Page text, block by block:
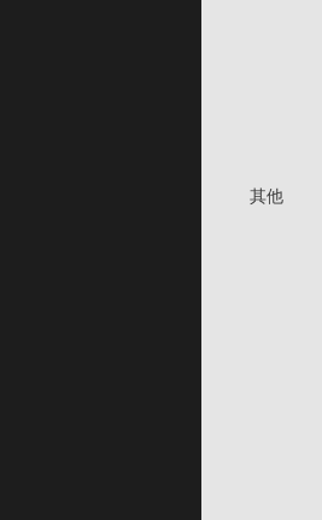
其他